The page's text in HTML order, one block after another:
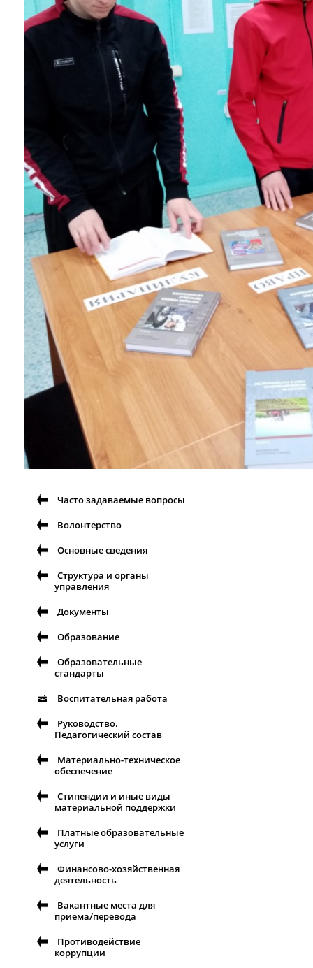
Часто задаваемые вопросы
Волонтерство
Основные сведения
Структура и органы
управления
Документы
Образование
Образовательные
стандарты
Воспитательная работа
Руководство.
Педагогический состав
Материально-техническое
обеспечение
Стипендии и иные виды
материальной поддержки
Платные образовательные
услуги
Финансово-хозяйственная
деятельность
Вакантные места для
приема/перевода
Противодействие
коррупции